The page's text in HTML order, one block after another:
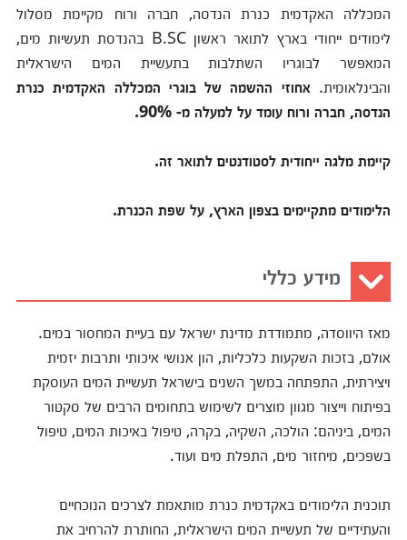
המכללה האקדמית כנרת הנדסה, חברה ורוח מקיימת מסלול
לימודים ייחודי בארץ לתואר ראשון B.SC בהנדסת תעשיות מים,
המאפשר לבוגריו השתלבות בתעשיית המים הישראלית
והבינלאומית. אחוזי ההשמה של בוגרי המכללה האקדמית כנרת
הנדסה, חברה ורוח עומד על למעלה מ- 90%.
קיימת מלגה ייחודית לסטודנטים לתואר זה.
הלימודים מתקיימים בצפון הארץ, על שפת הכנרת.
מידע כללי
מאז היווסדה, מתמודדת מדינת ישראל עם בעיית המחסור במים.
אולם, בזכות השקעות כלכליות, הון אנושי איכותי ותרבות יזמית
ויצירתית, התפתחה במשך השנים בישראל תעשיית המים העוסקת
בפיתוח וייצור מגוון מוצרים לשימוש בתחומים הרבים של סקטור
המים, ביניהם: הולכה, השקיה, בקרה, טיפול באיכות המים, טיפול
בשפכים, מיחזור מים, התפלת מים ועוד.
תוכנית הלימודים באקדמית כנרת מותאמת לצרכים הנוכחיים
והעתידיים של תעשיית המים הישראלית, החותרת להרחיב את